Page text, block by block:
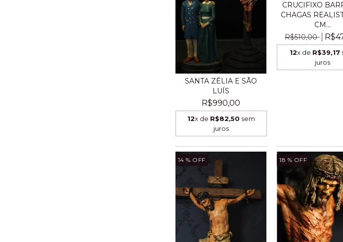
SANTA ZÉLIA E SÃO
LUÍS
R$990,00
12x de R$82,50 sem
juros
CRUCIFIXO
CHAGAS
CM...
R$510,00
12x de R$39,17
juros
14 % OFF 18 % OFF